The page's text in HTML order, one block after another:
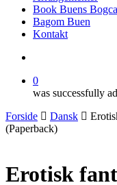
Book Buens
Bagom Buen
Kontakt
0
was successfully
Forside
Dansk
(Paperback)
Erotisk